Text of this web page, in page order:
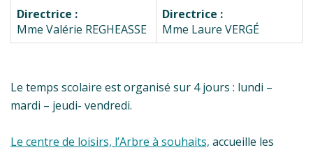
Directrice :
Mme Valérie REGHEASSE
Directrice :
Mme Laure VERGÉ
Le temps scolaire est organisé sur 4 jours : lundi –
mardi – jeudi- vendredi.
Le centre de loisirs, l’Arbre à souhaits, accueille les